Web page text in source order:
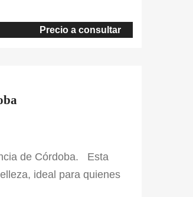
Es una propiedad
Precio a consultar
de Córdoba. Esta
ideal para quienes